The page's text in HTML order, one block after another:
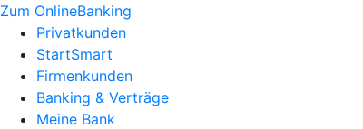
Zum OnlineBanking
Privatkunden
StartSmart
Firmenkunden
Banking & Verträge
Meine Bank